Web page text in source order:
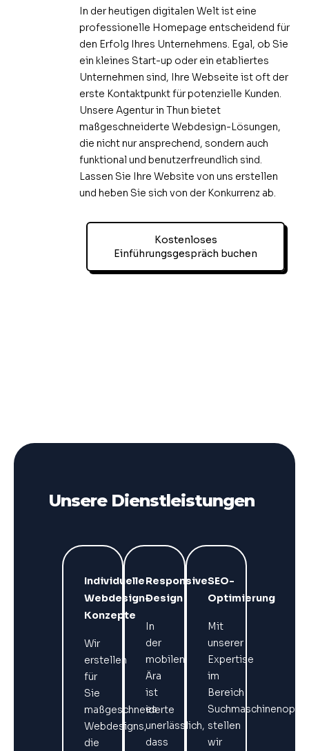
In der heutigen digitalen Welt ist eine
professionelle Homepage entscheidend für
den Erfolg Ihres Unternehmens. Egal, ob Sie
ein kleines Start-up oder ein etabliertes
Unternehmen sind, Ihre Webseite ist oft der
erste Kontaktpunkt für potenzielle Kunden.
Unsere Agentur in Thun bietet
maßgeschneiderte Webdesign-Lösungen,
die nicht nur ansprechend, sondern auch
funktional und benutzerfreundlich sind.
Lassen Sie Ihre Website von uns erstellen
und heben Sie sich von der Konkurrenz ab.
Kostenloses
Einführungsgespräch buchen
Unsere Dienstleistungen
Individuelle
Webdesign-
Konzepte
Wir
erstellen
für
Sie
maßgeschneiderte
Webdesigns,
die
Responsive
Design
In
der
mobilen
Ära
ist
es
unerlässlich,
dass
SEO-
Optimierung
Mit
unserer
Expertise
im
Bereich
stellen
wir